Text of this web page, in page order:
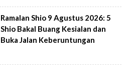
Ramalan Shio 9 Agustus 2026: 5
Shio Bakal Buang Kesialan dan
Buka Jalan Keberuntungan